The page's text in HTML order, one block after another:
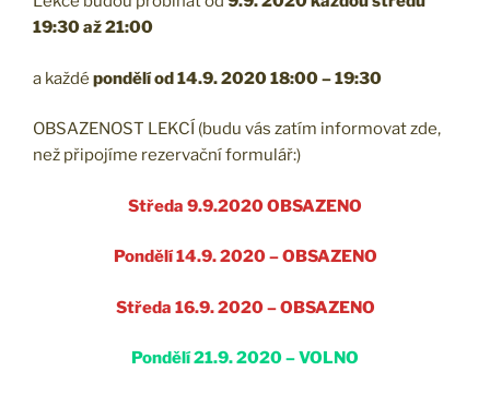
19:30 až 21:00
a každé pondělí od 14.9. 2020 18:00 – 19:30
OBSAZENOST LEKCÍ (budu vás zatím informovat zde,
než připojíme rezervační formulář:)
Středa 9.9.2020 OBSAZENO
Pondělí 14.9. 2020 – OBSAZENO
Středa 16.9. 2020 – OBSAZENO
Pondělí 21.9. 2020 – VOLNO